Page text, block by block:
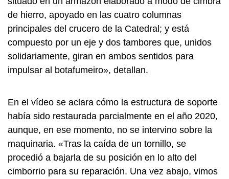
de hierro, apoyado en las cuatro columnas
principales del crucero de la Catedral; y está
compuesto por un eje y dos tambores que, unidos
solidariamente, giran en ambos sentidos para
impulsar al botafumeiro», detallan.
En el vídeo se aclara cómo la estructura de soporte
había sido restaurada parcialmente en el año 2020,
aunque, en ese momento, no se intervino sobre la
maquinaria. «Tras la caída de un tornillo, se
procedió a bajarla de su posición en lo alto del
cimborrio para su reparación. Una vez abajo, vimos